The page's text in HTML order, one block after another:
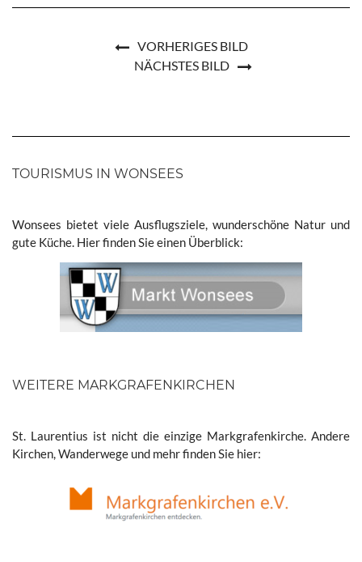
VORHERIGES BILD
NÄCHSTES BILD
TOURISMUS IN WONSEES
Wonsees bietet viele Ausflugsziele, wunderschöne Natur und
gute Küche. Hier finden Sie einen Überblick:
WEITERE MARKGRAFENKIRCHEN
St. Laurentius ist nicht die einzige Markgrafenkirche. Andere
Kirchen, Wanderwege und mehr finden Sie hier: